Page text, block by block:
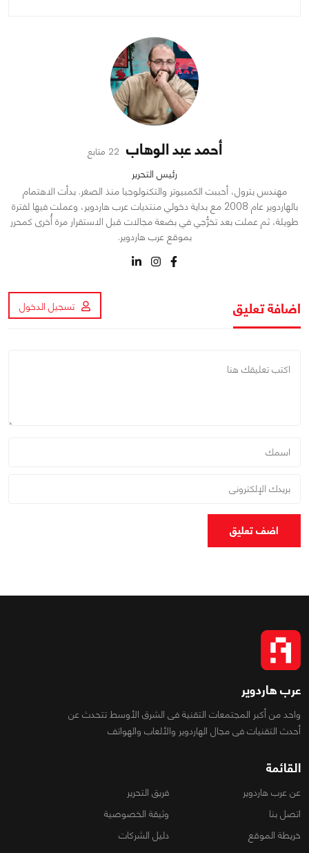
أحمد عبد الوهاب 22 متابع
رئيس التحرير
مهندس بترول، أحببت الكمبيوتر والتكنولوجيا منذ الصغر. بدأت الاهتمام
بالهاردوير عام 2008 مع بداية دخولي منتديات عرب هاردوير، وعملت فيها لفترة
طويلة، ثم عملت بعد تخرُّجي في بضعة مجالات قبل الاستقرار مرة أُخرى كمحرر
بموقع عرب هاردوير.
اضافة تعليق تسجيل الدخول
اضف تعليق
عرب هاردوير
واحد من أكبر المجتمعات التقنية فى الشرق الأوسط تتحدث عن
أحدث التقنيات فى مجال الهاردوير والألعاب والهواتف
القائمة
عن عرب هاردوير
فريق التحرير
اتصل بنا
وثيقة الخصوصية
خريطة الموقع
دليل الشركات